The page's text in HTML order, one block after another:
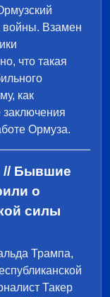
войны. Взамен
что такая
как
Ормуза.
// Бывшие
о
силы
Трампа,
Такер